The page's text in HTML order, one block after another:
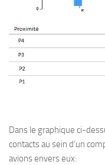
Dans le graphique ci-
contacts au sein d’un
avions envers eux: